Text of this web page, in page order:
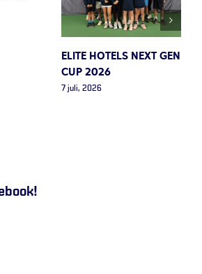
ELITE HOTELS NEXT GEN
CUP 2026
7 juli, 2026